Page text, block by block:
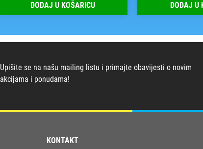
DODAJ U KOŠARICU DODAJ U
Upišite se na našu mailing listu i primajte obavijesti o novim
akcijama i ponudama!
KONTAKT